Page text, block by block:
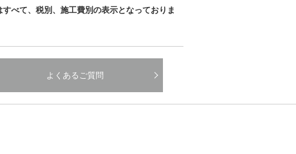
すべて、税別、施工費別の表示となっておりま
よくあるご質問